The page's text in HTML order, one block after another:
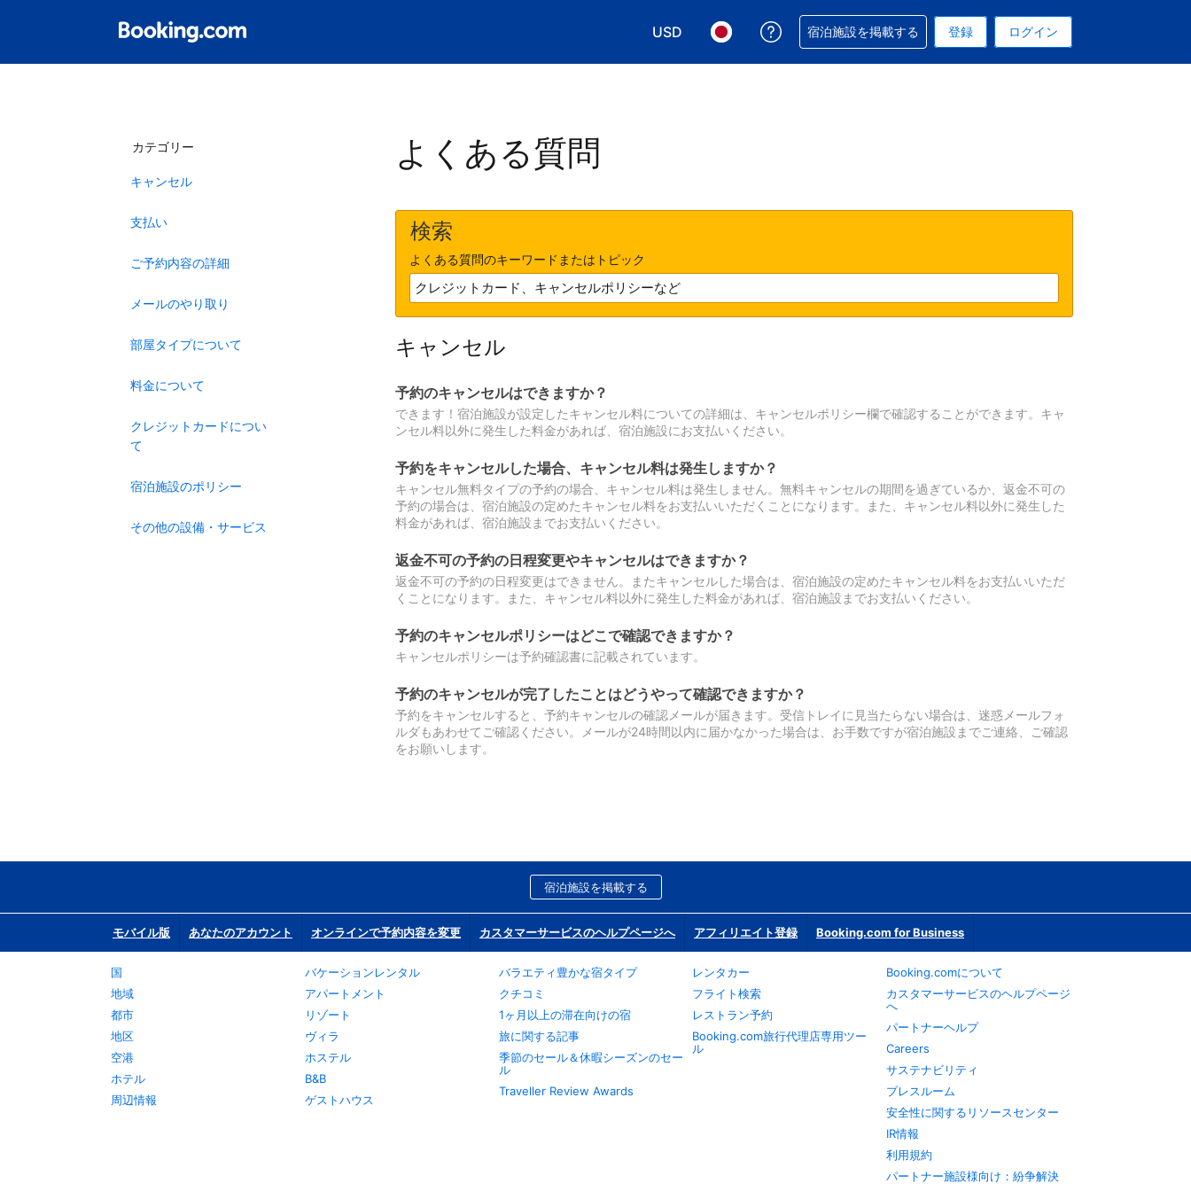
USD
表示通貨を選択. 現在選択中の表示通貨はUSドルです
言語を選択. 現在選択中の言語は日本語です
予約に関するサポートを受けられます
宿泊施設を掲載する 登録 ログイン
カテゴリー
キャンセル
支払い
ご予約内容の詳細
メールのやり取り
部屋タイプについて
料金について
クレジットカードについ
て
宿泊施設のポリシー
その他の設備・サービス
よくある質問
検索
よくある質問のキーワードまたはトピック
キャンセル
予約のキャンセルはできますか？
できます！宿泊施設が設定したキャンセル料についての詳細は、キャンセルポリシー欄で確認することができます。キャ
ンセル料以外に発生した料金があれば、宿泊施設にお支払いください。
予約をキャンセルした場合、キャンセル料は発生しますか？
キャンセル無料タイプの予約の場合、キャンセル料は発生しません。無料キャンセルの期間を過ぎているか、返金不可の
予約の場合は、宿泊施設の定めたキャンセル料をお支払いいただくことになります。また、キャンセル料以外に発生した
料金があれば、宿泊施設までお支払いください。
返金不可の予約の日程変更やキャンセルはできますか？
返金不可の予約の日程変更はできません。またキャンセルした場合は、宿泊施設の定めたキャンセル料をお支払いいただ
くことになります。また、キャンセル料以外に発生した料金があれば、宿泊施設までお支払いください。
予約のキャンセルポリシーはどこで確認できますか？
キャンセルポリシーは予約確認書に記載されています。
予約のキャンセルが完了したことはどうやって確認できますか？
予約をキャンセルすると、予約キャンセルの確認メールが届きます。受信トレイに見当たらない場合は、迷惑メールフォ
ルダもあわせてご確認ください。メールが24時間以内に届かなかった場合は、お手数ですが宿泊施設までご連絡、ご確認
をお願いします。
宿泊施設を掲載する
モバイル版 あなたのアカウント オンラインで予約内容を変更 カスタマーサービスのヘルプページへ アフィリエイト登録 Booking.com for Business
国
地域
都市
地区
空港
ホテル
周辺情報
バケーションレンタル
アパートメント
リゾート
ヴィラ
ホステル
B&B
ゲストハウス
バラエティ豊かな宿タイプ
クチコミ
1ヶ月以上の滞在向けの宿
旅に関する記事
季節のセール＆休暇シーズンのセー
ル
Traveller Review Awards
レンタカー
フライト検索
レストラン予約
Booking.com旅行代理店専用ツー
ル
Booking.comについて
カスタマーサービスのヘルプページ
へ
パートナーヘルプ
Careers
サステナビリティ
プレスルーム
安全性に関するリソースセンター
IR情報
利用規約
パートナー施設様向け：紛争解決